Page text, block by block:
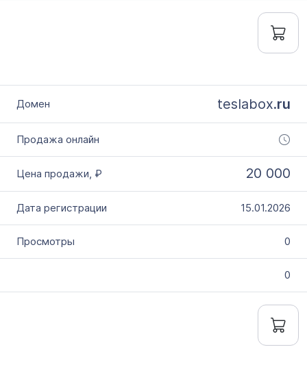
teslabox.ru
20 000
15.01.2026
0
0